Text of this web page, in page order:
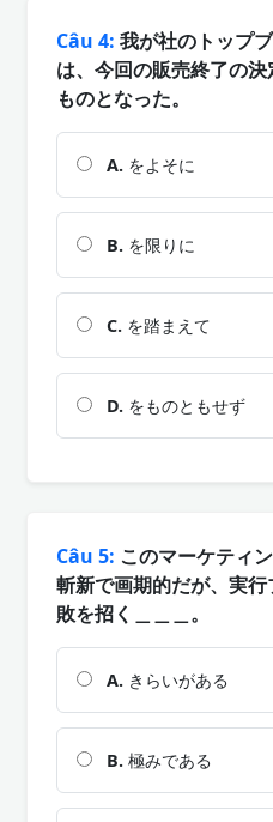
Câu 4: 我が社のトップ
は、今回の販売終了の
ものとなった。
A. をよそに
B. を限りに
C. を踏まえて
D. をものともせず
Câu 5: このマーケティ
斬新で画期的だが、実
敗を招く＿＿＿。
A. きらいがある
B. 極みである